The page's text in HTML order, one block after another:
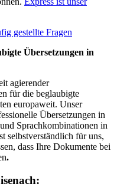
gestellte Fragen
Übersetzungen in
agierender
für die beglaubigte
europaweit. Unser
Übersetzungen in
Sprachkombinationen in
selbstverständlich für uns,
dass Ihre Dokumente bei
.